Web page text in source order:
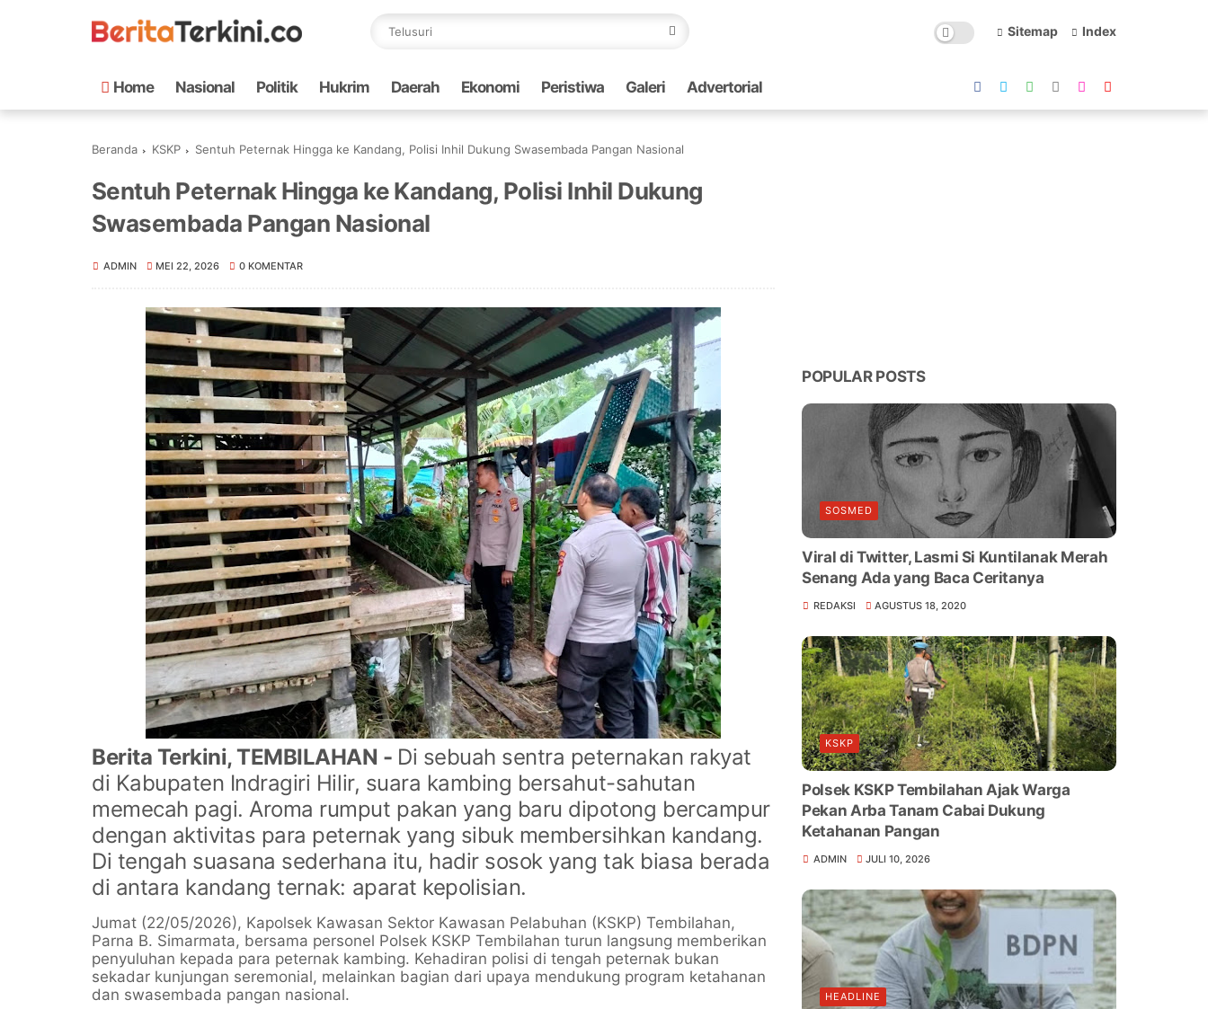
Sitemap Index
Home Nasional Politik Hukrim Daerah Ekonomi Peristiwa Galeri Advertorial
Beranda KSKP Sentuh Peternak Hingga ke Kandang, Polisi Inhil Dukung Swasembada Pangan Nasional
Sentuh Peternak Hingga ke Kandang, Polisi Inhil Dukung
Swasembada Pangan Nasional
ADMIN MEI 22, 2026 0 KOMENTAR
Berita Terkini, TEMBILAHAN - Di sebuah sentra peternakan rakyat
di Kabupaten Indragiri Hilir, suara kambing bersahut-sahutan
memecah pagi. Aroma rumput pakan yang baru dipotong bercampur
dengan aktivitas para peternak yang sibuk membersihkan kandang.
Di tengah suasana sederhana itu, hadir sosok yang tak biasa berada
di antara kandang ternak: aparat kepolisian.
Jumat (22/05/2026), Kapolsek Kawasan Sektor Kawasan Pelabuhan (KSKP) Tembilahan,
Parna B. Simarmata, bersama personel Polsek KSKP Tembilahan turun langsung memberikan
penyuluhan kepada para peternak kambing. Kehadiran polisi di tengah peternak bukan
sekadar kunjungan seremonial, melainkan bagian dari upaya mendukung program ketahanan
dan swasembada pangan nasional.
POPULAR POSTS
SOSMED
Viral di Twitter, Lasmi Si Kuntilanak Merah
Senang Ada yang Baca Ceritanya
REDAKSI AGUSTUS 18, 2020
KSKP
Polsek KSKP Tembilahan Ajak Warga
Pekan Arba Tanam Cabai Dukung
Ketahanan Pangan
ADMIN JULI 10, 2026
HEADLINE